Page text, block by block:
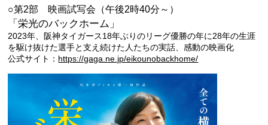
○第2部 映画試写会（午後2時40分～）
「栄光のバックホーム」
2023年、阪神タイガース18年ぶりのリーグ優勝の年に28年の生涯
を駆け抜けた選手と支え続けた人たちの実話、感動の映画化
公式サイト： https://gaga.ne.jp/eikounobackhome/